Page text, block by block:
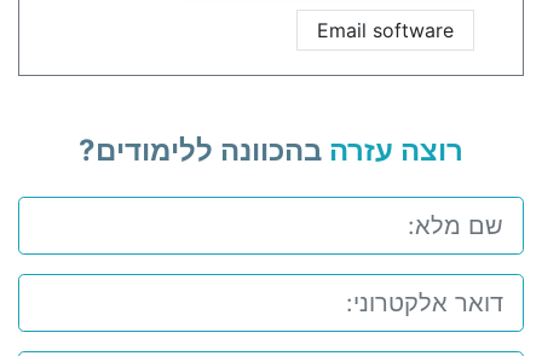
Email software
רוצה עזרה בהכוונה ללימודים?